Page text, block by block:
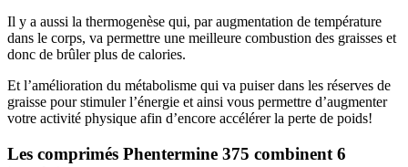
Il y a aussi la thermogenèse qui, par augmentation de température
dans le corps, va permettre une meilleure combustion des graisses et
donc de brûler plus de calories.
Et l’amélioration du métabolisme qui va puiser dans les réserves de
graisse pour stimuler l’énergie et ainsi vous permettre d’augmenter
votre activité physique afin d’encore accélérer la perte de poids!
Les comprimés Phentermine 375 combinent 6